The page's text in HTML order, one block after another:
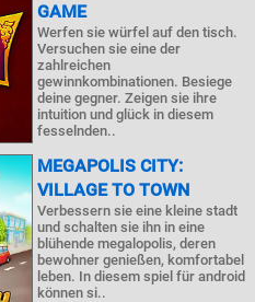
GAME
Werfen sie würfel auf den tisch.
Versuchen sie eine der
zahlreichen
gewinnkombinationen. Besiege
deine gegner. Zeigen sie ihre
intuition und glück in diesem
fesselnden..
MEGAPOLIS CITY:
VILLAGE TO TOWN
Verbessern sie eine kleine stadt
und schalten sie ihn in eine
blühende megalopolis, deren
bewohner genießen, komfortabel
leben. In diesem spiel für android
können si..